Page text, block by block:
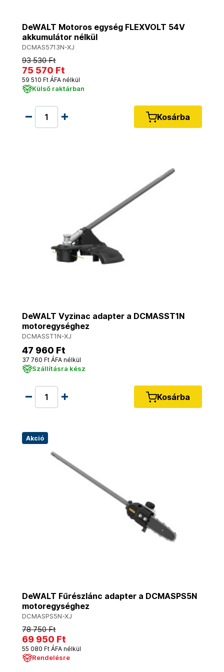
DeWALT Motoros egység FLEXVOLT 54V
akkumulátor nélkül
DCMAS5713N-XJ
93 530 Ft
75 570 Ft
59 510 Ft ÁFA nélkül
Külső raktárban
Kosárba
DeWALT Vyzinac adapter a DCMASST1N
motoregységhez
DCMASST1N-XJ
47 960 Ft
37 760 Ft ÁFA nélkül
Szállításra kész
Kosárba
Akció
DeWALT Fűrészlánc adapter a DCMASPS5N
motoregységhez
DCMASPS5N-XJ
78 750 Ft
69 950 Ft
55 080 Ft ÁFA nélkül
Rendelésre